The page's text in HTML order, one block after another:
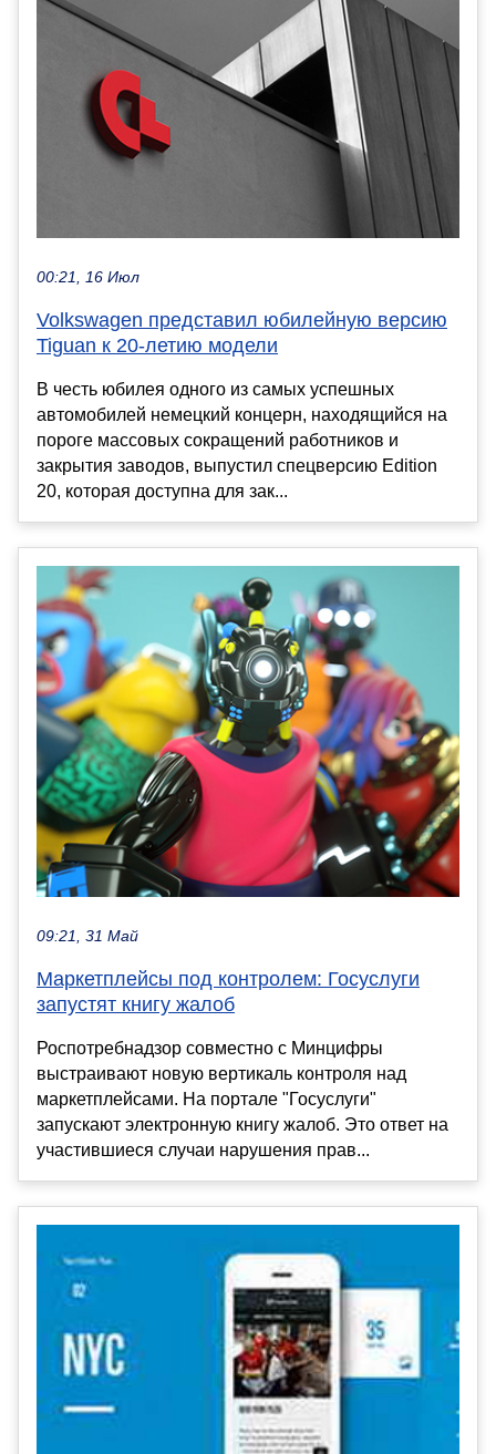
00:21, 16 Июл
Volkswagen представил юбилейную версию
Tiguan к 20-летию модели
В честь юбилея одного из самых успешных
автомобилей немецкий концерн, находящийся на
пороге массовых сокращений работников и
закрытия заводов, выпустил спецверсию Edition
20, которая доступна для зак...
09:21, 31 Май
Маркетплейсы под контролем: Госуслуги
запустят книгу жалоб
Роспотребнадзор совместно с Минцифры
выстраивают новую вертикаль контроля над
маркетплейсами. На портале "Госуслуги"
запускают электронную книгу жалоб. Это ответ на
участившиеся случаи нарушения прав...